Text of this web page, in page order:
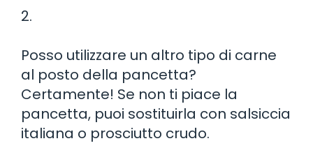
2.
Posso utilizzare un altro tipo di carne
al posto della pancetta?
Certamente! Se non ti piace la
pancetta, puoi sostituirla con salsiccia
italiana o prosciutto crudo.